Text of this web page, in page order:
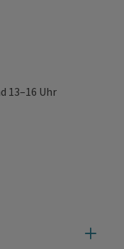
13–16 Uhr